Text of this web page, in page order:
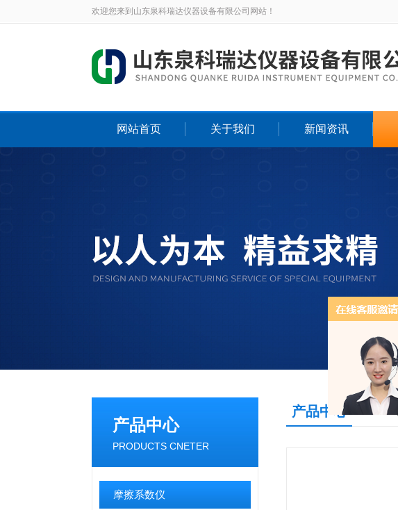
欢迎您来到山东泉科瑞达仪器设备有限公司网站！
网站首页 关于我们 新闻资讯
产品中心
PRODUCTS CNETER
摩擦系数仪
产品中心